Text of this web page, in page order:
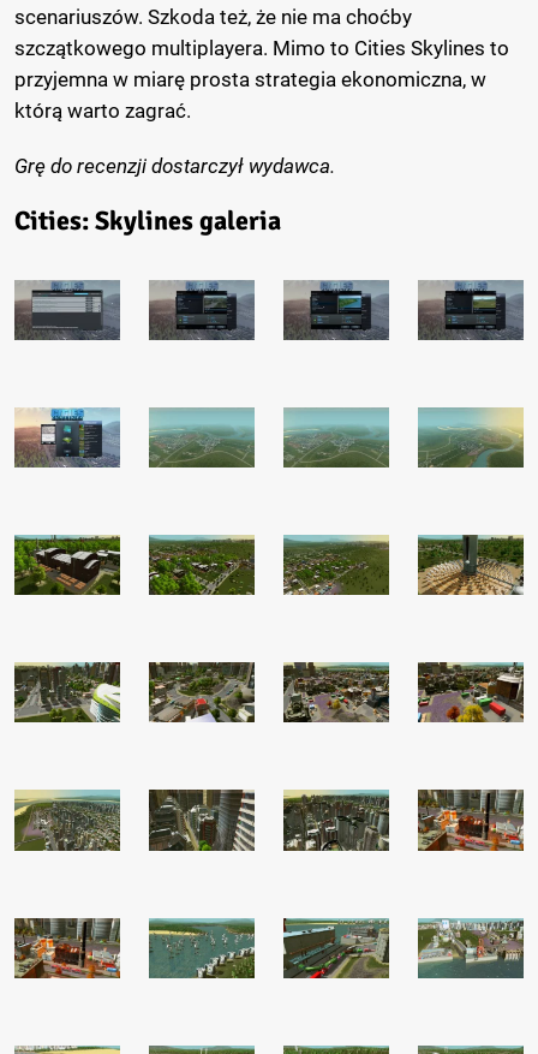
scenariuszów. Szkoda też, że nie ma choćby
szczątkowego multiplayera. Mimo to Cities Skylines to
przyjemna w miarę prosta strategia ekonomiczna, w
którą warto zagrać.
Grę do recenzji dostarczył wydawca.
Cities: Skylines galeria